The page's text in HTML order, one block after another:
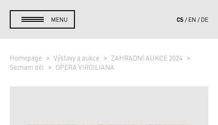
MENU CS EN DE
Homepage Výstavy a aukce
ZAHRADNÍ AUKCE 2024
Seznam děl
OPERA VIRGILIANA